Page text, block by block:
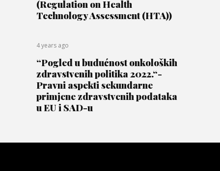
(Regulation on Health
Technology Assessment (HTA))
4 years ago
“Pogled u budućnost onkoloških
zdravstvenih politika 2022.“-
Pravni aspekti sekundarne
primjene zdravstvenih podataka
u EU i SAD-u